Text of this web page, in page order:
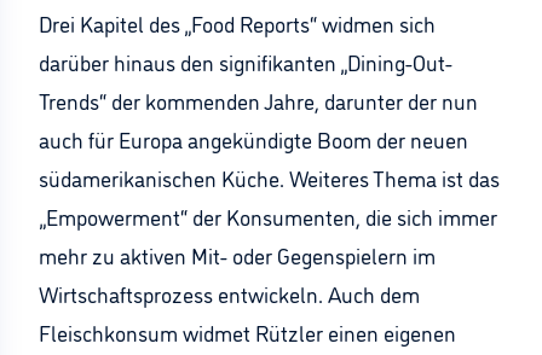
Drei Kapitel des „Food Reports“ widmen sich
darüber hinaus den signifikanten „Dining-Out-
Trends“ der kommenden Jahre, darunter der nun
auch für Europa angekündigte Boom der neuen
südamerikanischen Küche. Weiteres Thema ist das
„Empowerment“ der Konsumenten, die sich immer
mehr zu aktiven Mit- oder Gegenspielern im
Wirtschaftsprozess entwickeln. Auch dem
Fleischkonsum widmet Rützler einen eigenen